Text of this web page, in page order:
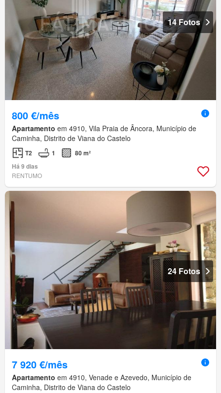
14 Fotos
800 €/mês
Apartamento em 4910, Vila Praia de Âncora, Município de
Caminha, Distrito de Viana do Castelo
T2 1
80 m²
Há 9 dias
RENTUMO
24 Fotos
7 920 €/mês
Apartamento em 4910, Venade e Azevedo, Município de
Caminha, Distrito de Viana do Castelo